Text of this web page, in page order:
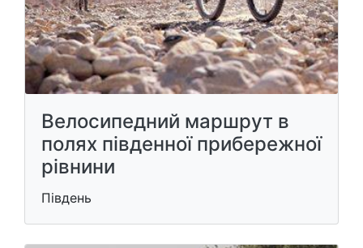
Велосипедний маршрут в
полях південної прибережної
рівнини
Південь